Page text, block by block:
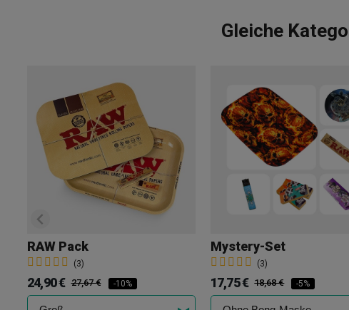
Gleiche
RAW Pack
(3)
24,90 € 27,67 € -10%
Mystery-Set
(3)
17,75 € 18,68 € -5%